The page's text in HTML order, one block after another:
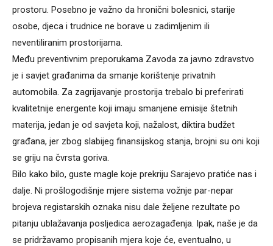
prostoru. Posebno je važno da hronični bolesnici, starije
osobe, djeca i trudnice ne borave u zadimljenim ili
neventiliranim prostorijama.
Među preventivnim preporukama Zavoda za javno zdravstvo
je i savjet građanima da smanje korištenje privatnih
automobila. Za zagrijavanje prostorija trebalo bi preferirati
kvalitetnije energente koji imaju smanjene emisije štetnih
materija, jedan je od savjeta koji, nažalost, diktira budžet
građana, jer zbog slabijeg finansijskog stanja, brojni su oni koji
se griju na čvrsta goriva.
Bilo kako bilo, guste magle koje prekriju Sarajevo pratiće nas i
dalje. Ni prošlogodišnje mjere sistema vožnje par-nepar
brojeva registarskih oznaka nisu dale željene rezultate po
pitanju ublažavanja posljedica aerozagađenja. Ipak, naše je da
se pridržavamo propisanih mjera koje će, eventualno, u